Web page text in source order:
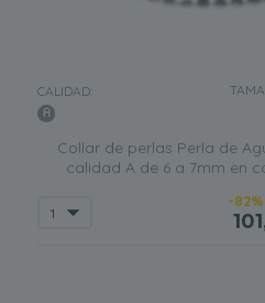
CALIDAD:
Collar de perlas Perla de
calidad A de 6 a 7mm en
-82%